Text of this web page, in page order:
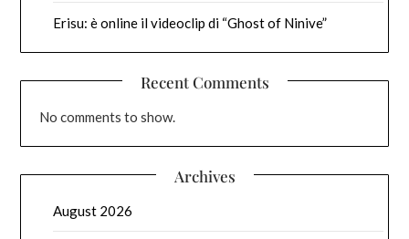
Erisu: è online il videoclip di “Ghost of Ninive”
Recent Comments
No comments to show.
Archives
August 2026